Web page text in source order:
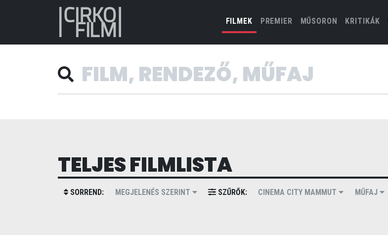
FILMEK(CURRENT)
PREMIER MŰSORON KRITIKÁK
TELJES FILMLISTA
SORREND: MEGJELENÉS SZERINT SZŰRŐK: CINEMA CITY MAMMUT MŰFAJ